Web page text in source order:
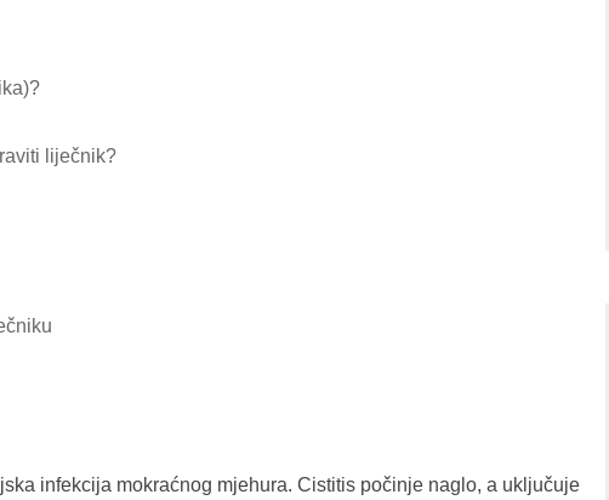
liječnik?
infekcija mokraćnog mjehura. Cistitis počinje naglo, a uključuje